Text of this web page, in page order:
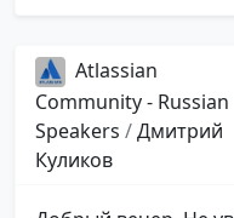
Atlassian
Community - Russian
Speakers /Дмитрий
Куликов